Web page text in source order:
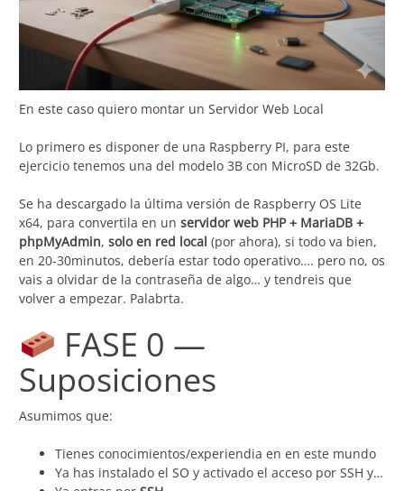
En este caso quiero montar un Servidor Web Local
Lo primero es disponer de una Raspberry PI, para este
ejercicio tenemos una del modelo 3B con MicroSD de 32Gb.
Se ha descargado la última versión de Raspberry OS Lite
x64, para convertila en un servidor web PHP + MariaDB +
phpMyAdmin, solo en red local (por ahora), si todo va bien,
en 20-30minutos, debería estar todo operativo…. pero no, os
vais a olvidar de la contraseña de algo… y tendreis que
volver a empezar. Palabrta.
FASE 0 —
Suposiciones
Asumimos que:
Tienes conocimientos/experiendia en en este mundo
Ya has instalado el SO y activado el acceso por SSH y…